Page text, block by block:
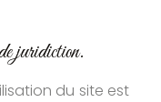
juridiction.
du site est